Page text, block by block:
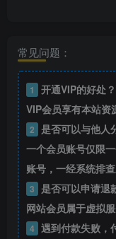
常见问题：
1 开通VIP的好处？
VIP会员享有本站资
2 是否可以与他人
一个会员账号仅限
账号，一经系统排
3 是否可以申请退
网站会员属于虚拟
4 遇到付款失败，